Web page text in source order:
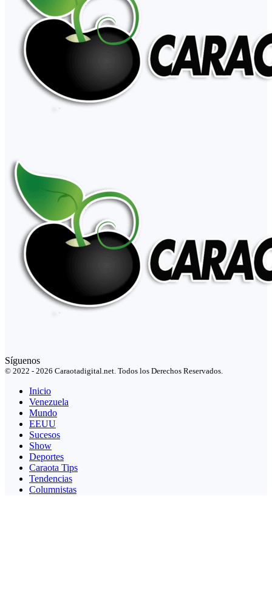
Síguenos
© 2022 - 2026 Caraotadigital.net. Todos los Derechos Reservados.
Inicio
Venezuela
Mundo
EEUU
Sucesos
Show
Deportes
Caraota Tips
Tendencias
Columnistas